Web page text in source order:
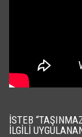
İSTEB
İLGILI